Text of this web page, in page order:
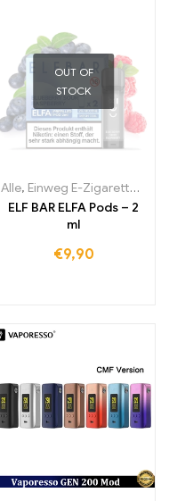
Einweg-E-Zigaretten Italien
OUT OF
STOCK
Alle, Einweg E-Zigaretten
ELF BAR ELFA Pods – 2
ml
€9,90